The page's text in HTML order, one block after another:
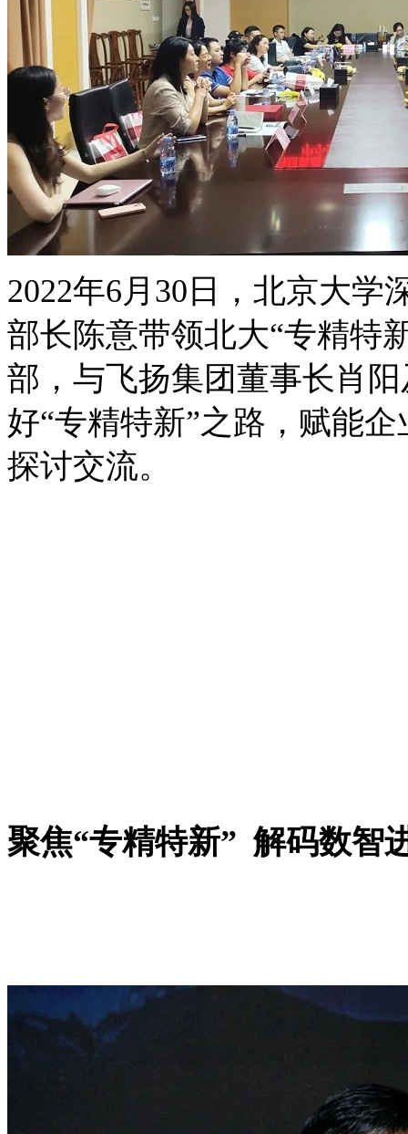
2022年6月30日，北京大学
部长陈意带领北大“专精特
部，与飞扬集团董事长肖
好“专精特新”之路，赋能
探讨交流。
聚焦“专精特新” 解码数智